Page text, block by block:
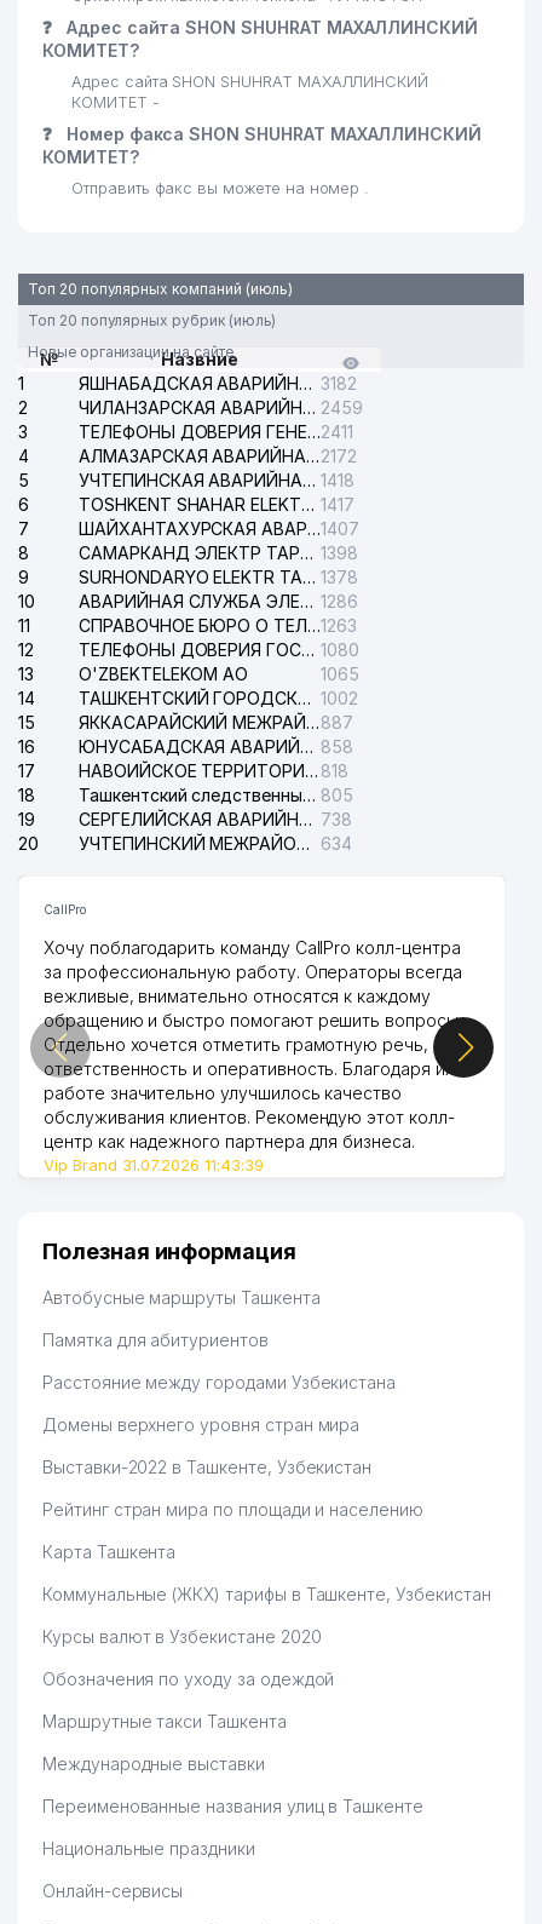
❓
Адрес сайта SHON SHUHRAT МАХАЛЛИНСКИЙ
КОМИТЕТ?
Адрес сайта SHON SHUHRAT МАХАЛЛИНСКИЙ
КОМИТЕТ -
❓
Номер факса SHON SHUHRAT МАХАЛЛИНСКИЙ
КОМИТЕТ?
Отправить факс вы можете на номер .
Топ 20 популярных компаний (июль)
Топ 20 популярных рубрик (июль)
Новые организации на сайте
№
Назвние
1
ЯШНАБАДСКАЯ АВАРИЙНАЯ СЛУЖБА ЭЛЕКТРОСЕТИ 3182
2
ЧИЛАНЗАРСКАЯ АВАРИЙНАЯ СЛУЖБА ЭЛЕКТРОСЕТИ 2459
3
ТЕЛЕФОНЫ ДОВЕРИЯ ГЕНЕРАЛЬНОЙ ПРОКУРАТУРЫ РЕСПУБЛИКИ УЗБЕКИСТАН2411
4
АЛМАЗАРСКАЯ АВАРИЙНАЯ СЛУЖБА ЭЛЕКТРОСЕТИ2172
5
УЧТЕПИНСКАЯ АВАРИЙНАЯ СЛУЖБА ЭЛЕКТРОСЕТИ 1418
6
TOSHKENT SHAHAR ELEKTR TARMOQLARI KORXONASI АО 1417
7
ШАЙХАНТАХУРСКАЯ АВАРИЙНАЯ СЛУЖБА ЭЛЕКТРОСЕТИ1407
8
САМАРКАНД ЭЛЕКТР ТАРМОКЛАРИ АО 1398
9
SURHONDARYO ELEKTR TARMOKLARI АО 1378
10
АВАРИЙНАЯ СЛУЖБА ЭЛЕКТРОСЕТИ ТАШКЕНТСКОГО РАЙОНА 1286
11
СПРАВОЧНОЕ БЮРО О ТЕЛЕФОНАХ ОРГАНИЗАЦИЙ г. ТАШКЕНТА1263
12
ТЕЛЕФОНЫ ДОВЕРИЯ ГОСУДАРСТВЕННОГО ЦЕНТРА ТЕСТИРОВАНИЯ 1080
13
O'ZBEKTELEKOM АО
1065
14
ТАШКЕНТСКИЙ ГОРОДСКОЙ СУД ПО ГРАЖДАНСКИМ ДЕЛАМ 1002
15
ЯККАСАРАЙСКИЙ МЕЖРАЙОННЫЙ СУД ПО ГРАЖДАНСКИМ ДЕЛАМ887
16
ЮНУСАБАДСКАЯ АВАРИЙНАЯ СЛУЖБА ЭЛЕКТРОСЕТИ 858
17
НАВОИЙСКОЕ ТЕРРИТОРИАЛЬНОЕ ПРЕДПРИЯТИЕ ЭЛЕКТРОСЕТИ АО 818
18
Ташкентский следственный изолятор 805
19
СЕРГЕЛИЙСКАЯ АВАРИЙНАЯ СЛУЖБА ЭЛЕКТРОСЕТИ 738
20
УЧТЕПИНСКИЙ МЕЖРАЙОННЫЙ СУД ПО ГРАЖДАНСКИМ ДЕЛАМ 634
CallPro
Хочу поблагодарить команду CallPro колл-центра
за профессиональную работу. Операторы всегда
вежливые, внимательно относятся к каждому
обращению и быстро помогают решить вопросы.
Отдельно хочется отметить грамотную речь,
ответственность и оперативность. Благодаря их
работе значительно улучшилось качество
обслуживания клиентов. Рекомендую этот колл-
центр как надежного партнера для бизнеса.
Vip Brand 31.07.2026 11:43:39
Полезная информация
Автобусные маршруты Ташкента
Памятка для абитуриентов
Расстояние между городами Узбекистана
Домены верхнего уровня стран мира
Выставки-2022 в Ташкенте, Узбекистан
Рейтинг стран мира по площади и населению
Карта Ташкента
Коммунальные (ЖКХ) тарифы в Ташкенте, Узбекистан
Курсы валют в Узбекистане 2020
Обозначения по уходу за одеждой
Маршрутные такси Ташкента
Международные выставки
Переименованные названия улиц в Ташкенте
Национальные праздники
Онлайн-сервисы